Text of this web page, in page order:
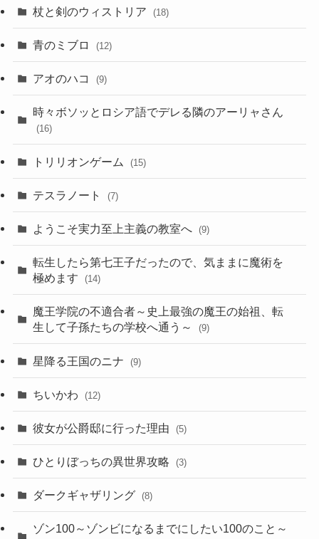
杖と剣のウィストリア (18)
青のミブロ (12)
アオのハコ (9)
時々ボソッとロシア語でデレる隣のアーリャさん
(16)
トリリオンゲーム (15)
テスラノート (7)
ようこそ実力至上主義の教室へ (9)
転生したら第七王子だったので、気ままに魔術を
極めます
(14)
魔王学院の不適合者～史上最強の魔王の始祖、転
生して子孫たちの学校へ通う～
(9)
星降る王国のニナ (9)
ちいかわ (12)
彼女が公爵邸に行った理由 (5)
ひとりぼっちの異世界攻略 (3)
ダークギャザリング (8)
ゾン100～ゾンビになるまでにしたい100のこと～